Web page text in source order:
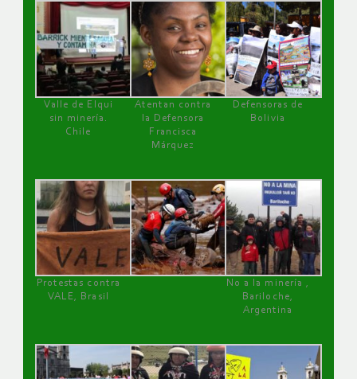
Valle de Elqui
sin minería.
Chile
Atentan contra
la Defensora
Francisca
Márquez
Defensoras de
Bolivia
Protestas contra
VALE, Brasil
No a la minería ,
Bariloche,
Argentina